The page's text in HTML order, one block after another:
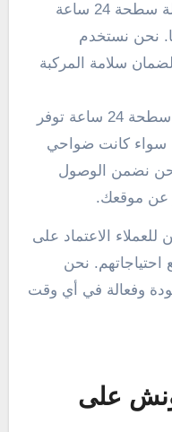
جودة عالية وأمان: تضمن بدالة سطحة 24 ساعة
نحن نستخدم
سلامة المركبة
تغطية شاملة للمناطق: بدالة سطحة 24 ساعة توفر
سواء كانت ضواحي
نحن نضمن الوصول
عن موقعك.
الاعتماد على
جميع احتياجاتهم. نحن
وفعالة في أي وقت
ونش على